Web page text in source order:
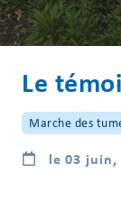
Le
Marche des
le 03 juin,